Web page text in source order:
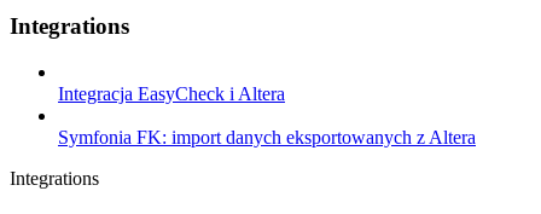
Integrations
Integracja EasyCheck i Altera
Symfonia FK: import danych eksportowanych z Altera
Integrations